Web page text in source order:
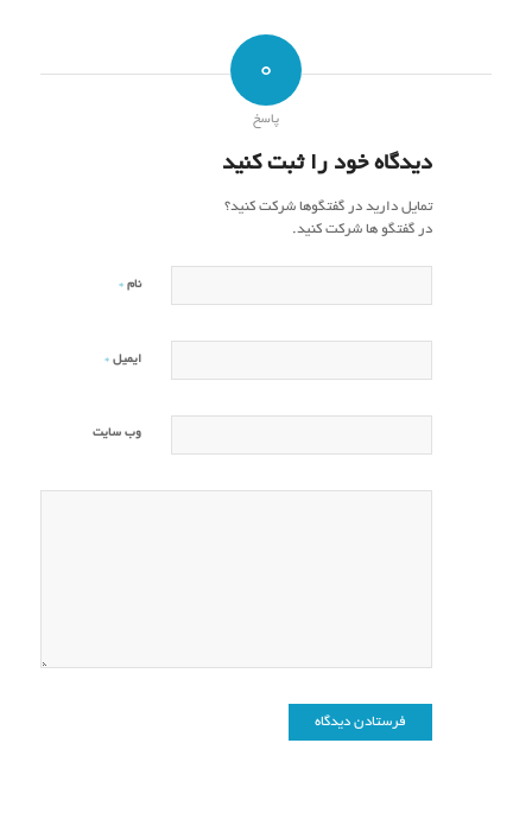
0
پاسخ
دیدگاه خود را ثبت کنید
تمایل دارید در گفتگوها شرکت کنید؟
در گفتگو ها شرکت کنید.
نام *
ایمیل *
وب‌ سایت